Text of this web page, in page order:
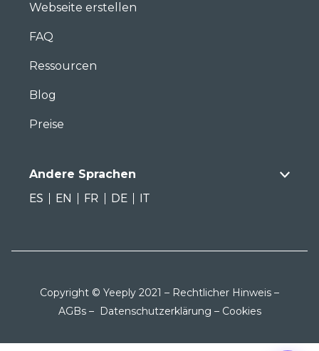
Webseite erstellen
FAQ
Ressourcen
Blog
Preise
Andere Sprachen
ES
EN FR DE IT
Copyright © Yeeply 2021 – Rechtlicher Hinweis –
AGBs– Datenschutzerklärung – Cookies